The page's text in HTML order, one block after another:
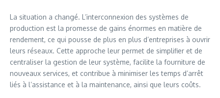
La situation a changé. L’interconnexion des systèmes de
production est la promesse de gains énormes en matière de
rendement, ce qui pousse de plus en plus d’entreprises à ouvrir
leurs réseaux. Cette approche leur permet de simplifier et de
centraliser la gestion de leur système, facilite la fourniture de
nouveaux services, et contribue à minimiser les temps d’arrêt
liés à l’assistance et à la maintenance, ainsi que leurs coûts.